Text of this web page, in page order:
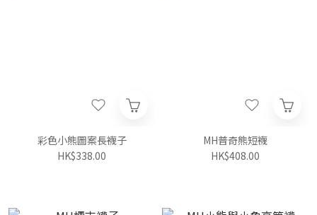
彩色小熊圖案長襪子
HK$338.00
MH普奇熊短襪
HK$408.00